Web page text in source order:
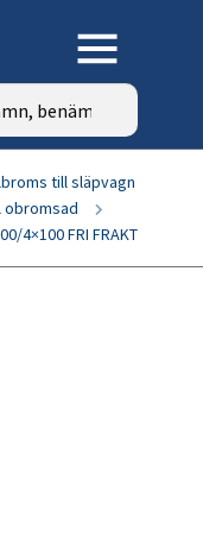
till släpvagn
obromsad
4×100 FRI FRAKT